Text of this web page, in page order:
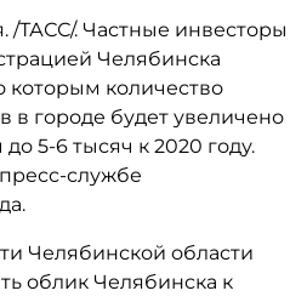
ТАСС/. Частные инвесторы
Челябинска
которым количество
в городе будет увеличено
5-6 тысяч к 2020 году.
службе
Челябинской области
облик Челябинска к